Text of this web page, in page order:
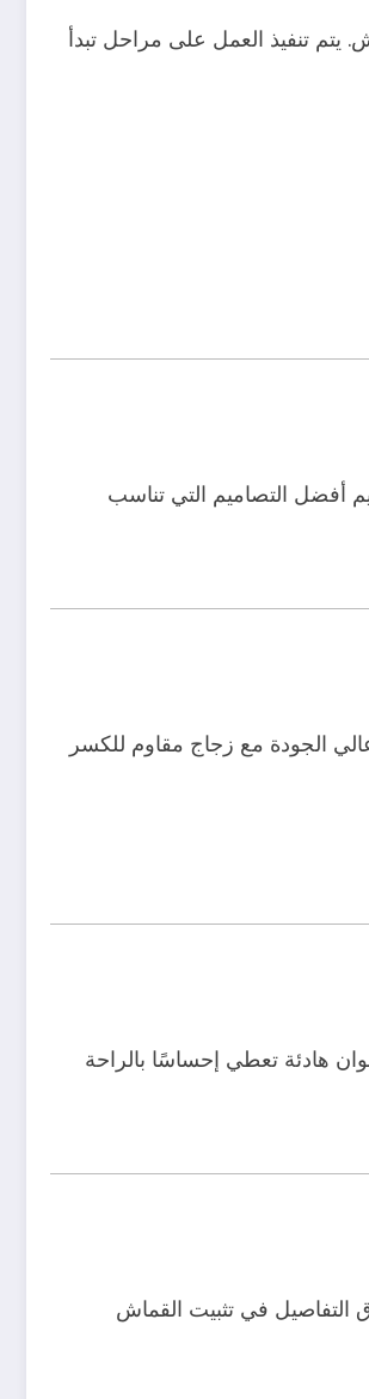
يتم تنفيذ العمل على مراحل تبدأ
أفضل التصاميم التي تناسب
الجودة مع زجاج مقاوم للكسر
هادئة تعطي إحساسًا بالراحة
التفاصيل في تثبيت القماش